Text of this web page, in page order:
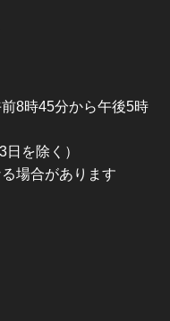
8時45分から午後5時
を除く）
場合があります